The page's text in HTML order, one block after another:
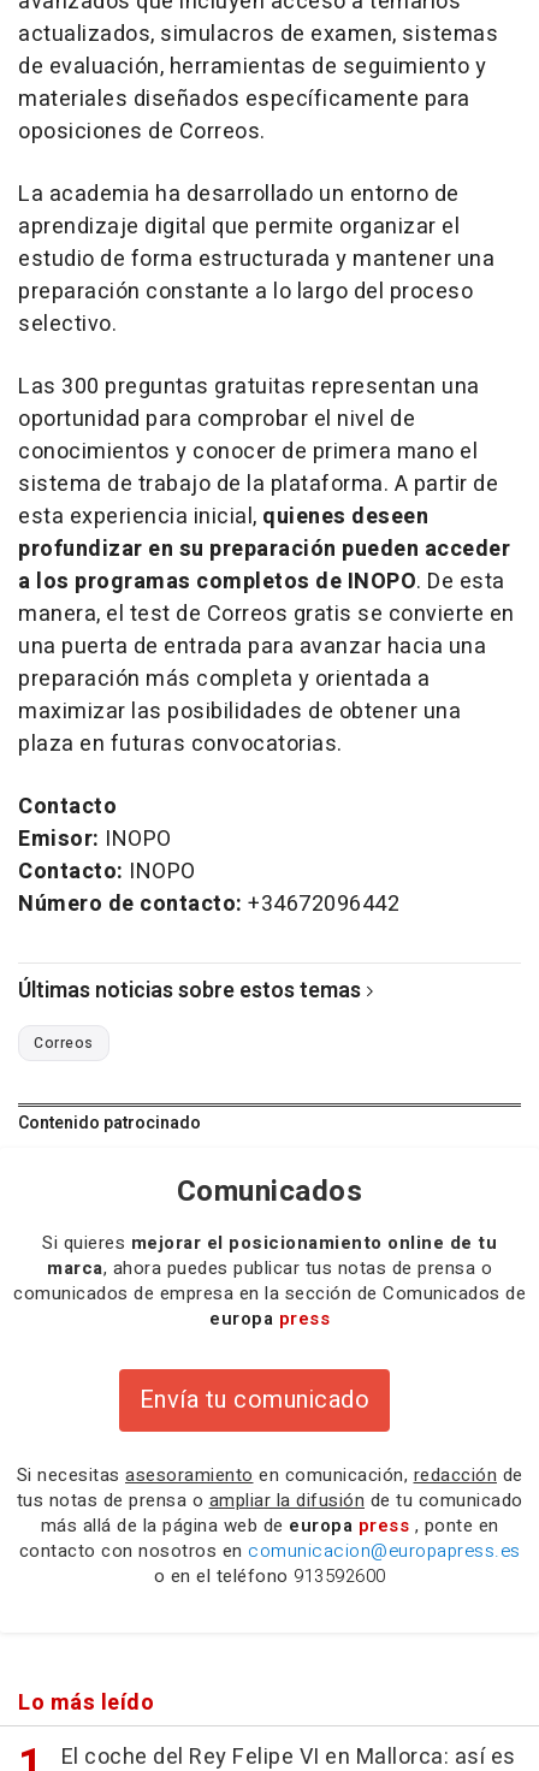
actualizados, simulacros de examen, sistemas
de evaluación, herramientas de seguimiento y
materiales diseñados específicamente para
oposiciones de Correos.
La academia ha desarrollado un entorno de
aprendizaje digital que permite organizar el
estudio de forma estructurada y mantener una
preparación constante a lo largo del proceso
selectivo.
Las 300 preguntas gratuitas representan una
oportunidad para comprobar el nivel de
conocimientos y conocer de primera mano el
sistema de trabajo de la plataforma. A partir de
esta experiencia inicial, quienes deseen
profundizar en su preparación pueden acceder
a los programas completos de INOPO. De esta
manera, el test de Correos gratis se convierte en
una puerta de entrada para avanzar hacia una
preparación más completa y orientada a
maximizar las posibilidades de obtener una
plaza en futuras convocatorias.
Contacto
Emisor: INOPO
Contacto: INOPO
Número de contacto: +34672096442
Últimas noticias sobre estos temas
Correos
Contenido patrocinado
Comunicados
Si quieres mejorar el posicionamiento online de tu
marca, ahora puedes publicar tus notas de prensa o
comunicados de empresa en la sección de Comunicados de
europa press
Envía tu comunicado
Si necesitas asesoramiento en comunicación, redacción de
tus notas de prensa o ampliar la difusión de tu comunicado
más allá de la página web de europa press , ponte en
contacto con nosotros en comunicacion@europapress.es
o en el teléfono 913592600
Lo más leído
El coche del Rey Felipe VI en Mallorca: así es